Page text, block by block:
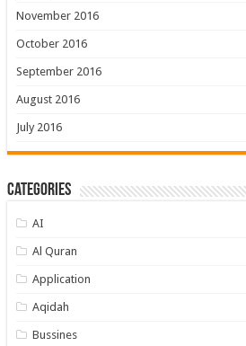
November 2016
October 2016
September 2016
August 2016
July 2016
Categories
AI
Al Quran
Application
Aqidah
Bussines